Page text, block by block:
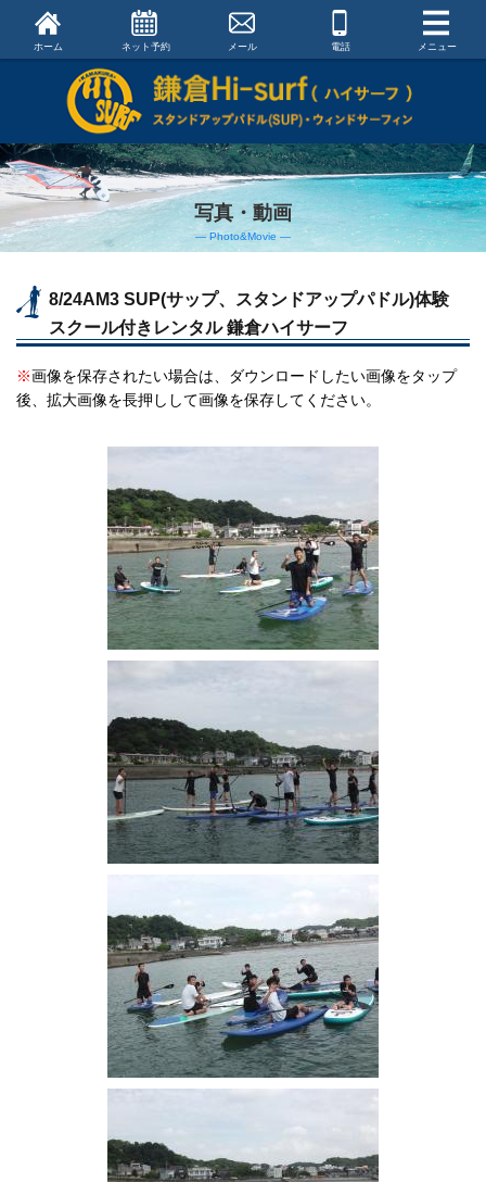
ホーム ネット予約 メール 電話 メニュー
写真・動画
― Photo&Movie ―
8/24AM3 SUP(サップ、スタンドアップパドル)体験
スクール付きレンタル 鎌倉ハイサーフ
※画像を保存されたい場合は、ダウンロードしたい画像をタップ
後、拡大画像を長押しして画像を保存してください。